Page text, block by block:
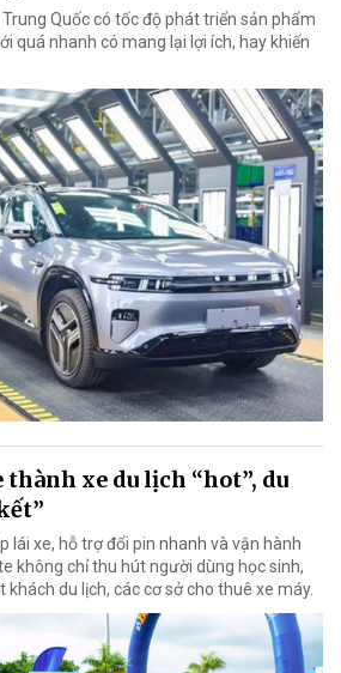
Quốc có tốc độ phát triển sản phẩm
quá nhanh có mang lại lợi ích, hay khiến
xe du lịch “hot”, du
lái xe, hỗ trợ đổi pin nhanh và vận hành
không chỉ thu hút người dùng học sinh,
du lịch, các cơ sở cho thuê xe máy.